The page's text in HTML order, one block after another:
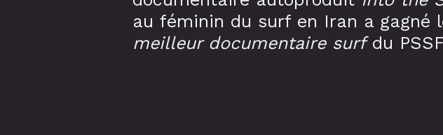
au féminin du surf en Iran a gagné
meilleur documentaire surfdu